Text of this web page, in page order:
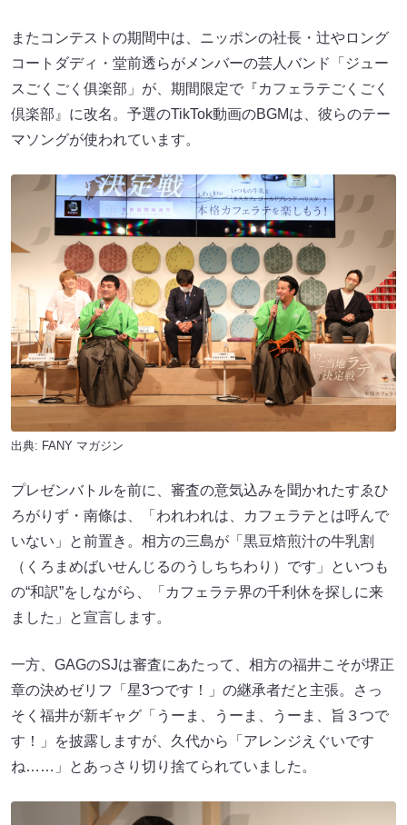
またコンテストの期間中は、ニッポンの社長・辻やロング
コートダディ・堂前透らがメンバーの芸人バンド「ジュー
スごくごく俱楽部」が、期間限定で『カフェラテごくごく
倶楽部』に改名。予選のTikTok動画のBGMは、彼らのテー
マソングが使われています。
出典: FANY マガジン
プレゼンバトルを前に、審査の意気込みを聞かれたすゑひ
ろがりず・南條は、「われわれは、カフェラテとは呼んで
いない」と前置き。相方の三島が「黒豆焙煎汁の牛乳割
（くろまめばいせんじるのうしちちわり）です」といつも
の“和訳”をしながら、「カフェラテ界の千利休を探しに来
ました」と宣言します。
一方、GAGのSJは審査にあたって、相方の福井こそが堺正
章の決めゼリフ「星3つです！」の継承者だと主張。さっ
そく福井が新ギャグ「うーま、うーま、うーま、旨３つで
す！」を披露しますが、久代から「アレンジえぐいです
ね……」とあっさり切り捨てられていました。